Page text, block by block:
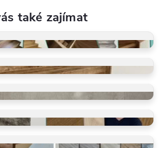
také zajímat
restaurace
BUKOMĚ
zdi
zdi